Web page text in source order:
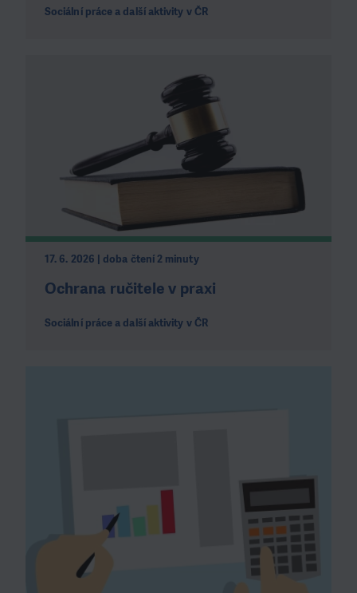
Sociální práce a další aktivity v ČR
17. 6. 2026 | doba čtení 2 minuty
Ochrana ručitele v praxi
Sociální práce a další aktivity v ČR